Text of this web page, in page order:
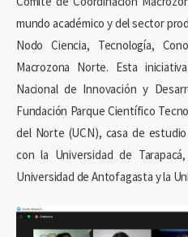
mundo académico y del sector
Nodo Ciencia, Tecnología,
Macrozona Norte. Esta
Nacional de Innovación y
Fundación Parque Científico
del Norte (UCN), casa de
con la Universidad de
Universidad de Antofagasta y la